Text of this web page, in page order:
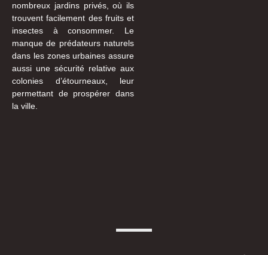
nombreux jardins privés, où ils
trouvent facilement des fruits et
insectes à consommer. Le
manque de prédateurs naturels
dans les zones urbaines assure
aussi une sécurité relative aux
colonies d’étourneaux, leur
permettant de prospérer dans
la ville.